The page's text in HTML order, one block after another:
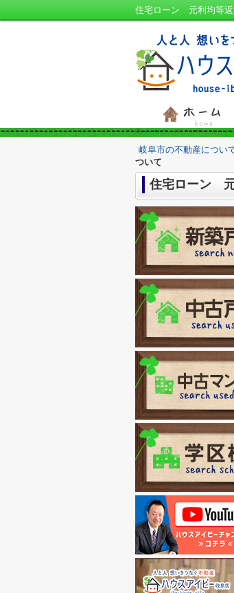
住宅ローン 元利均等返
岐阜市の不動産につい
ついて
住宅ローン 元